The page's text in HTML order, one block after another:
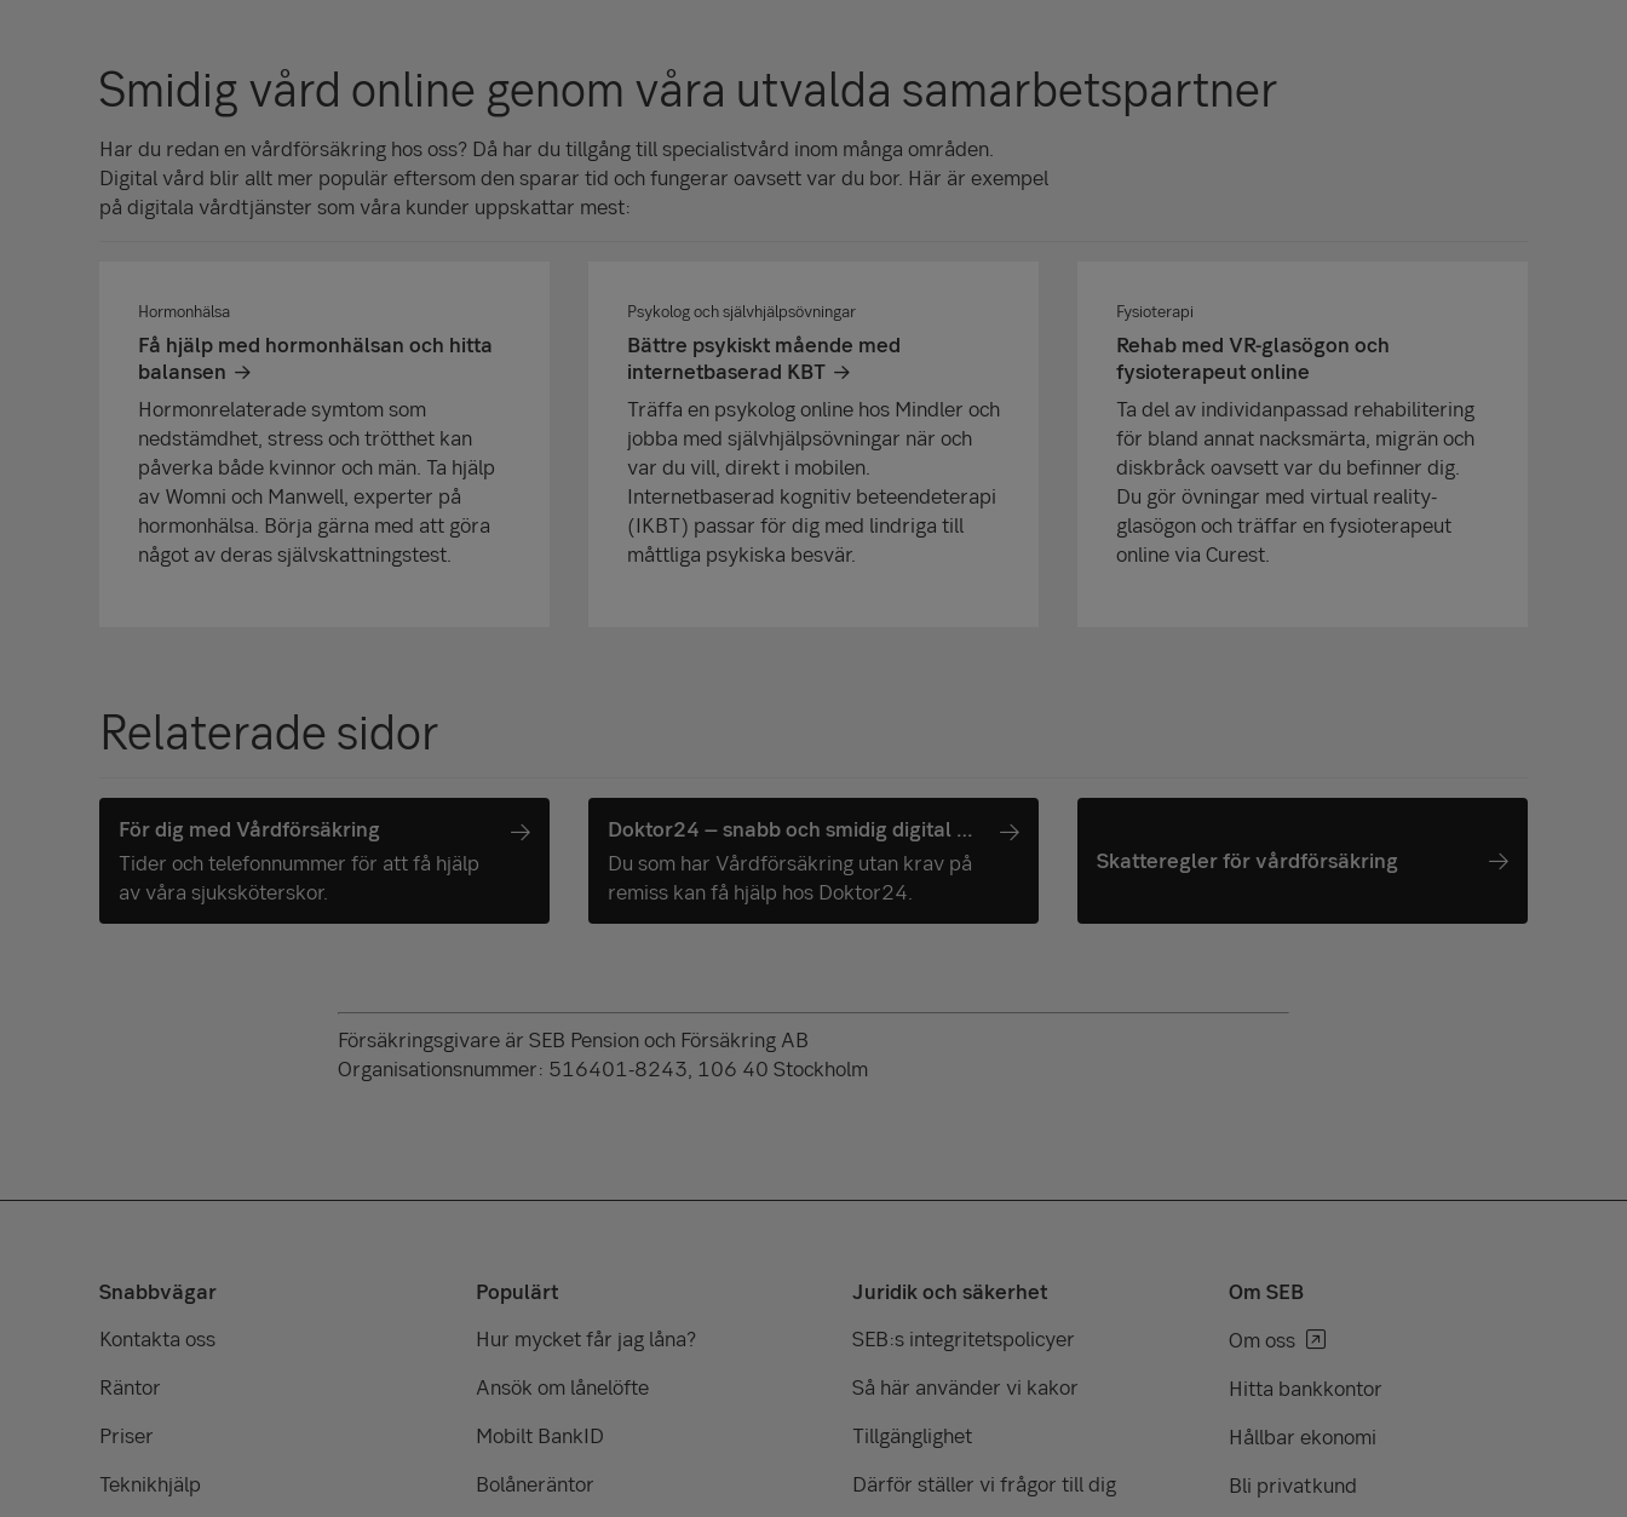
Smidig vård online genom våra utvalda samarbetspartner
Har du redan en vårdförsäkring hos oss? Då har du tillgång till specialistvård inom många områden.
Digital vård blir allt mer populär eftersom den sparar tid och fungerar oavsett var du bor. Här är exempel
på digitala vårdtjänster som våra kunder uppskattar mest:
Hormonhälsa
Få hjälp med hormonhälsan och hitta
balansen
Hormonrelaterade symtom som
nedstämdhet, stress och trötthet kan
påverka både kvinnor och män. Ta hjälp
av Womni och Manwell, experter på
hormonhälsa. Börja gärna med att göra
något av deras självskattningstest.
Psykolog och självhjälpsövningar
Bättre psykiskt mående med
internetbaserad KBT
Träffa en psykolog online hos Mindler och
jobba med självhjälpsövningar när och
var du vill, direkt i mobilen.
Internetbaserad kognitiv beteendeterapi
(IKBT) passar för dig med lindriga till
måttliga psykiska besvär.
Fysioterapi
Rehab med VR-glasögon och
fysioterapeut online
Ta del av individanpassad rehabilitering
för bland annat nacksmärta, migrän och
diskbråck oavsett var du befinner dig.
Du gör övningar med virtual reality-
glasögon och träffar en fysioterapeut
online via Curest.
Relaterade sidor
För dig med Vårdförsäkring
Tider och telefonnummer för att få hjälp
av våra sjuksköterskor.
Doktor24 – snabb och smidig digital vård
Du som har Vårdförsäkring utan krav på
remiss kan få hjälp hos Doktor24.
Skatteregler för vårdförsäkring
Försäkringsgivare är SEB Pension och Försäkring AB
Organisationsnummer: 516401-8243, 106 40 Stockholm
Snabbvägar
Kontakta oss
Räntor
Priser
Teknikhjälp
Populärt
Hur mycket får jag låna?
Ansök om lånelöfte
Mobilt BankID
Bolåneräntor
Juridik och säkerhet
SEB:s integritetspolicyer
Så här använder vi kakor
Tillgänglighet
Därför ställer vi frågor till dig
Om SEB
Om oss
Hitta bankkontor
Hållbar ekonomi
Bli privatkund